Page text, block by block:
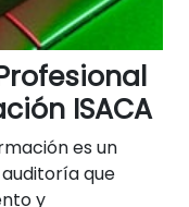
ISACA
es un
que
y